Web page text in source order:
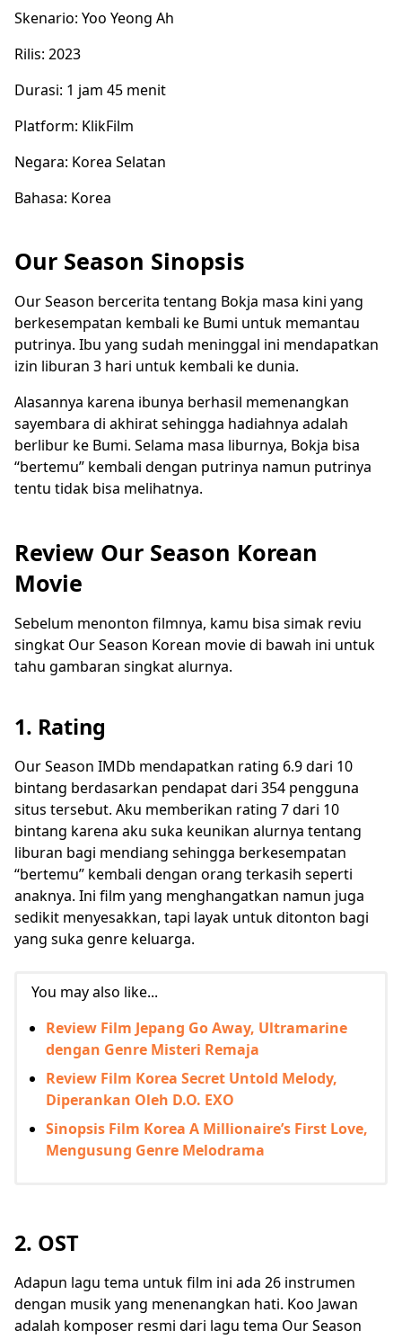
Skenario: Yoo Yeong Ah
Rilis: 2023
Durasi: 1 jam 45 menit
Platform: KlikFilm
Negara: Korea Selatan
Bahasa: Korea
Our Season Sinopsis
Our Season bercerita tentang Bokja masa kini yang
berkesempatan kembali ke Bumi untuk memantau
putrinya. Ibu yang sudah meninggal ini mendapatkan
izin liburan 3 hari untuk kembali ke dunia.
Alasannya karena ibunya berhasil memenangkan
sayembara di akhirat sehingga hadiahnya adalah
berlibur ke Bumi. Selama masa liburnya, Bokja bisa
“bertemu” kembali dengan putrinya namun putrinya
tentu tidak bisa melihatnya.
Review Our Season Korean
Movie
Sebelum menonton filmnya, kamu bisa simak reviu
singkat Our Season Korean movie di bawah ini untuk
tahu gambaran singkat alurnya.
1. Rating
Our Season IMDb mendapatkan rating 6.9 dari 10
bintang berdasarkan pendapat dari 354 pengguna
situs tersebut. Aku memberikan rating 7 dari 10
bintang karena aku suka keunikan alurnya tentang
liburan bagi mendiang sehingga berkesempatan
“bertemu” kembali dengan orang terkasih seperti
anaknya. Ini film yang menghangatkan namun juga
sedikit menyesakkan, tapi layak untuk ditonton bagi
yang suka genre keluarga.
You may also like...
Review Film Jepang Go Away, Ultramarine
dengan Genre Misteri Remaja
Review Film Korea Secret Untold Melody,
Diperankan Oleh D.O. EXO
Sinopsis Film Korea A Millionaire’s First Love,
Mengusung Genre Melodrama
2. OST
Adapun lagu tema untuk film ini ada 26 instrumen
dengan musik yang menenangkan hati. Koo Jawan
adalah komposer resmi dari lagu tema Our Season